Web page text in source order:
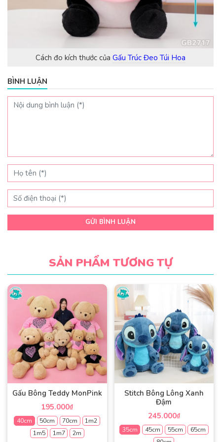
Cách đo kích thước của Gấu Trúc Đeo Túi Hoa
BÌNH LUẬN
GỬI BÌNH LUẬN
SẢN PHẨM TƯƠNG TỰ
Gấu Bông Teddy MonPink
195.000₫
40cm
50cm 70cm
1m2
1m5
1m7 2m
Stitch Bông Lông Xanh
Đậm
245.000₫
35cm
45cm 55cm
65cm